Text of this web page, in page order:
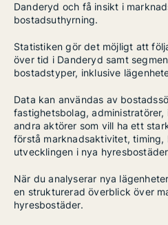
Danderyd och få insikt i
bostadsuthyrning.
Statistiken gör det möjligt att
över tid i Danderyd samt
bostadstyper, inklusive
Data kan användas av
fastighetsbolag,
andra aktörer som vill ha ett
förstå marknadsaktivitet, timing,
utvecklingen i nya
När du analyserar nya
en strukturerad överblick över
hyresbostäder.